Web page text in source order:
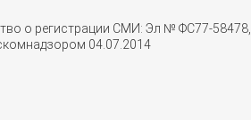
о регистрации СМИ: Эл № ФС77-58478,
04.07.2014